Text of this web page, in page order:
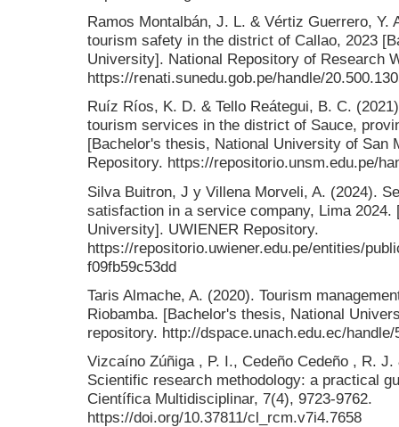
Ramos Montalbán, J. L. & Vértiz Guerrero, Y.
tourism safety in the district of Callao, 2023
University]. National Repository of Research
https://renati.sunedu.gob.pe/handle/
Ruíz Ríos, K. D. & Tello Reátegui, B. C.
tourism services in the district of Sauce,
[Bachelor's thesis, National University of San
Repository. https://repositorio.unsm.edu.pe/
Silva Buitron, J y Villena Morveli, A. (2024).
satisfaction in a service company, Lima
University]. UWIENER Repository.
https://repositorio.uwiener.edu.pe/entities/
f09fb59c53dd
Taris Almache, A. (2020). Tourism
Riobamba. [Bachelor's thesis, National
repository. http://dspace.unach.edu.ec/handle/
Vizcaíno Zúñiga , P. I., Cedeño Cedeño , R.
Scientific research methodology: a practical
Científica Multidisciplinar, 7(4), 9723-9762.
https://doi.org/10.37811/cl_rcm.v7i4.7658